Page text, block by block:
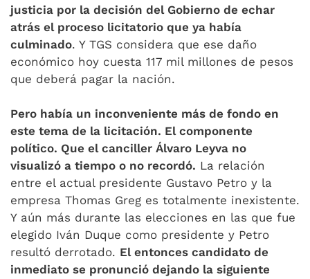
justicia por la decisión del Gobierno de echar
atrás el proceso licitatorio que ya había
culminado. Y TGS considera que ese daño
económico hoy cuesta 117 mil millones de pesos
que deberá pagar la nación.
Pero había un inconveniente más de fondo en
este tema de la licitación. El componente
político. Que el canciller Álvaro Leyva no
visualizó a tiempo o no recordó. La relación
entre el actual presidente Gustavo Petro y la
empresa Thomas Greg es totalmente inexistente.
Y aún más durante las elecciones en las que fue
elegido Iván Duque como presidente y Petro
resultó derrotado. El entonces candidato de
inmediato se pronunció dejando la siguiente